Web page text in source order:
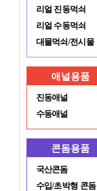
리얼 진동먹쇠
리얼 수동먹쇠
대물먹쇠/전시물
애널용품
진동애널
수동애널
콘돔용품
국산콘돔
수입/초박형 콘돔